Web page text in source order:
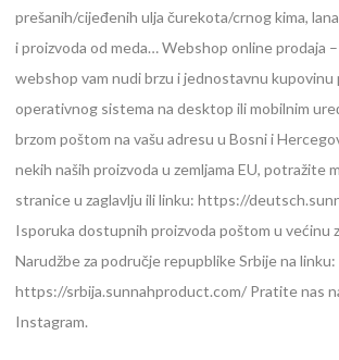
prešanih/cijeđenih ulja čurekota/crnog kima,
i proizvoda od meda…Webshop online prodaja
webshop vam nudi brzu i jednostavnu
operativnog sistema na desktop ili mobilnim
brzom poštom na vašu adresu u Bosni i
nekih naših proizvoda u zemljama EU, potražite
stranice u zaglavlju ili linku: https://
Isporuka dostupnih proizvoda poštom u većinu
Narudžbe za područje repupblike Srbije na linku:
https://srbija.sunnahproduct.com/ Pratite nas
Instagram.